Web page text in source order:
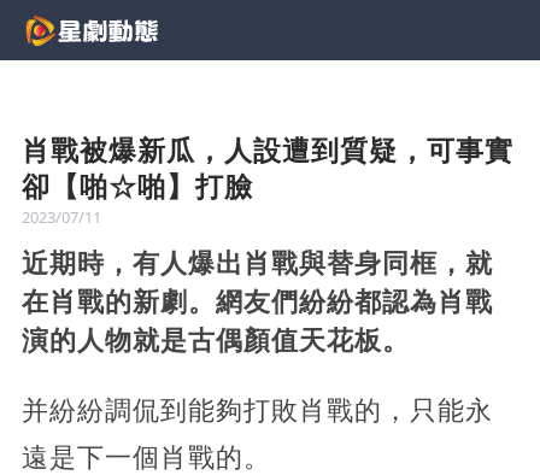
肖戰被爆新瓜，人設遭到質疑，可事實
卻【啪☆啪】打臉
2023/07/11
近期時，有人爆出肖戰與替身同框，就
在肖戰的新劇。網友們紛紛都認為肖戰
演的人物就是古偶顏值天花板。
并紛紛調侃到能夠打敗肖戰的，只能永
遠是下一個肖戰的。